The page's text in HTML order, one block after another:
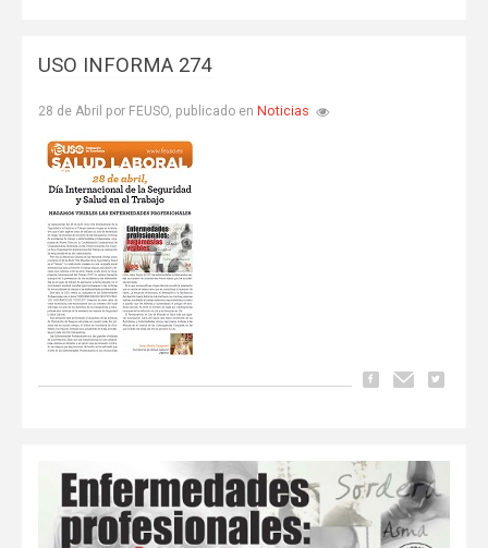
USO INFORMA 274
28 de Abril por FEUSO, publicado en Noticias